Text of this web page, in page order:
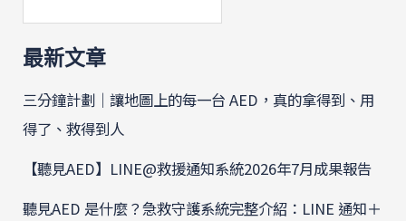
最新文章
三分鐘計劃｜讓地圖上的每一台 AED，真的拿得到、用
得了、救得到人
【聽見AED】LINE@救援通知系統2026年7月成果報告
聽見AED 是什麼？急救守護系統完整介紹：LINE 通知＋